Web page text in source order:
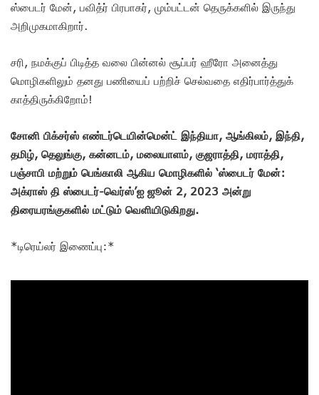
ஸ்பைடர் மேன், பவித்ர் பிரபாகர், மும்பட்டன் தெருக்களில் இருந்து
அறிமுகமாகிறார்.
சரி, நமக்குப் பிடித்த வலை பின்னல் சூப்பர் ஹீரோ அனைத்து
மொழிகளிலும் தனது பணியைப் பற்றிச் செல்வதை எதிர்பார்த்துக்
காத்திருக்கிறோம்!
சோனி பிக்சர்ஸ் எண்டர்டெயின்மென்ட் இந்தியா, ஆங்கிலம், இந்தி,
தமிழ், தெலுங்கு, கன்னடம், மலையாளம், குஜராத்தி, மராத்தி,
பஞ்சாபி மற்றும் பெங்காலி ஆகிய மொழிகளில் ‘ஸ்பைடர் மேன்:
அக்ராஸ் தி ஸ்பைடர்-வெர்ஸ்’ஐ ஜூன் 2, 2023 அன்று
திரையரங்குகளில் மட்டும் வெளியிடுகிறது.
*டிரெய்லர் இணைப்பு:*